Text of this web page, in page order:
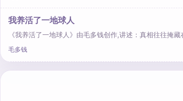
我养活了一地球人
《我养活了一地球人》由毛多钱创作,讲述：真相往往掩
毛多钱